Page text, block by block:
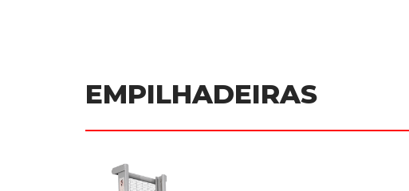
EMPILHADEIRAS